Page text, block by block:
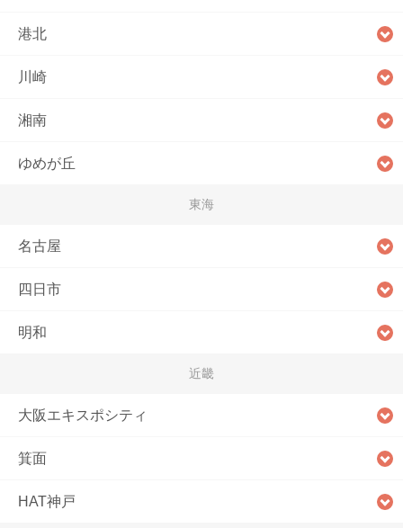
港北
川崎
湘南
ゆめが丘
東海
名古屋
四日市
明和
近畿
大阪エキスポシティ
箕面
HAT神戸